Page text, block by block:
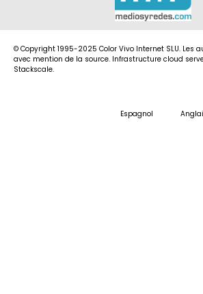
© Copyright 1995-2025 Color Vivo Internet SLU. Les
avec mention de la source. Infrastructure cloud
Stackscale.
Espagnol